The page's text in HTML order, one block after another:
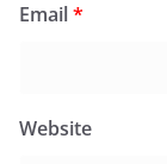
Email*
Website